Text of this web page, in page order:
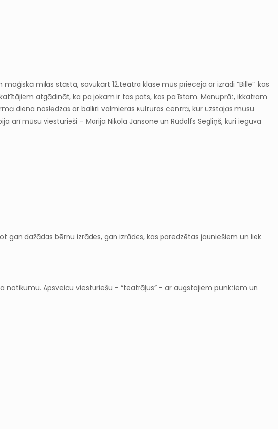
mīlas stāstā, savukārt 12.teātra klase mūs priecēja ar izrādi “Bille”, kas
atgādināt, ka pa jokam ir tas pats, kas pa īstam. Manuprāt, ikkatram
diena noslēdzās ar ballīti Valmieras Kultūras centrā, kur uzstājās mūsu
arī mūsu viesturieši – Marija Nikola Jansone un Rūdolfs Segliņš, kuri ieguva
gan dažādas bērnu izrādes, gan izrādes, kas paredzētas jauniešiem un liek
notikumu. Apsveicu viesturiešu – “teatrāļus” – ar augstajiem punktiem un